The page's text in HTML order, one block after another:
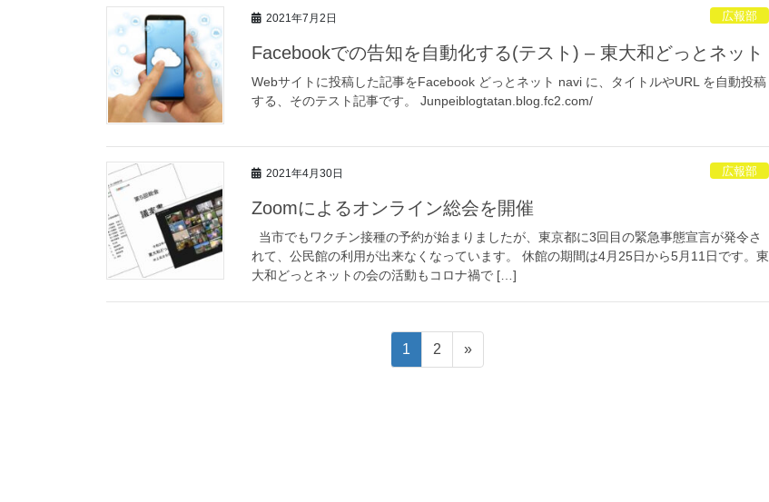
2021年7月2日 広報部
Facebookでの告知を自動化する(テスト) – 東大和どっとネット
Webサイトに投稿した記事をFacebook どっとネット navi に、タイトルやURL を自動投稿
する、そのテスト記事です。 Junpeiblogtatan.blog.fc2.com/
2021年4月30日 広報部
Zoomによるオンライン総会を開催
当市でもワクチン接種の予約が始まりましたが、東京都に3回目の緊急事態宣言が発令さ
れて、公民館の利用が出来なくなっています。 休館の期間は4月25日から5月11日です。東
大和どっとネットの会の活動もコロナ禍で […]
固
定
1
固
定
2 »